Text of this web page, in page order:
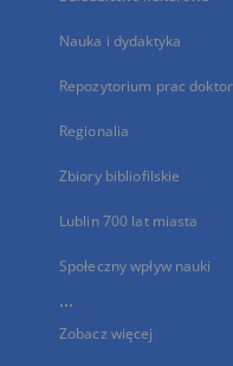
Nauka i dydaktyka
Repozytorium prac
Regionalia
Zbiory bibliofilskie
Lublin 700 lat miasta
Społeczny wpływ nauki
...
Zobacz więcej